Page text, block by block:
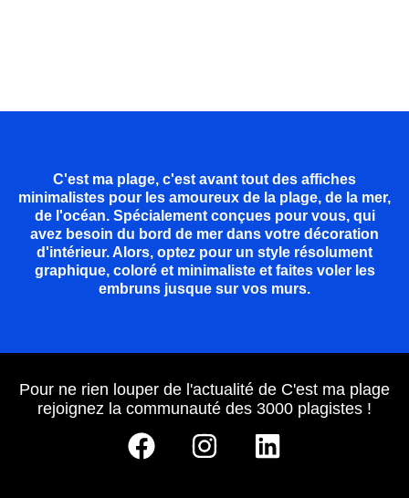
C'est ma plage, c'est avant tout des affiches
minimalistes pour les amoureux de la plage, de la mer,
de l'océan. Spécialement conçues pour vous, qui
avez besoin du bord de mer dans votre décoration
d'intérieur. Alors, optez pour un style résolument
graphique, coloré et minimaliste et faites voler les
embruns jusque sur vos murs.
Pour ne rien louper de l'actualité de C'est ma plage
rejoignez la communauté des 3000 plagistes !
F
a
I
n
L
i